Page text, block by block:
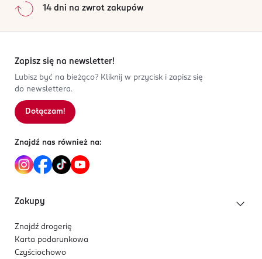
14 dni na zwrot zakupów
Zapisz się na newsletter!
Lubisz być na bieżąco? Kliknij w przycisk i zapisz się
do newslettera.
Dołączam!
Znajdź nas również na:
Zakupy
Znajdź drogerię
Karta podarunkowa
Czyściochowo